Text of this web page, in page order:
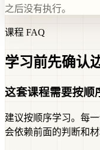
之后没有执行。
课程 FAQ
学习前先确认
这套课程需要按顺
建议按顺序学习。每
会依赖前面的判断和材